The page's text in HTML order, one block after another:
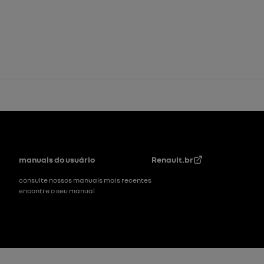
Rodapé
manuais do usuário
consulte nossos manuais mais recentes
encontre o seu manual
Renault.br